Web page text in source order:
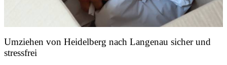
Umziehen von Heidelberg nach Langenau sicher und
stressfrei